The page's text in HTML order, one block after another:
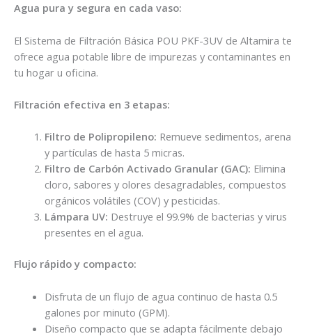
Agua pura y segura en cada vaso:
El Sistema de Filtración Básica POU PKF-3UV de Altamira te
ofrece agua potable libre de impurezas y contaminantes en
tu hogar u oficina.
Filtración efectiva en 3 etapas:
Filtro de Polipropileno: Remueve sedimentos, arena
y partículas de hasta 5 micras.
Filtro de Carbón Activado Granular (GAC): Elimina
cloro, sabores y olores desagradables, compuestos
orgánicos volátiles (COV) y pesticidas.
Lámpara UV: Destruye el 99.9% de bacterias y virus
presentes en el agua.
Flujo rápido y compacto:
Disfruta de un flujo de agua continuo de hasta 0.5
galones por minuto (GPM).
Diseño compacto que se adapta fácilmente debajo